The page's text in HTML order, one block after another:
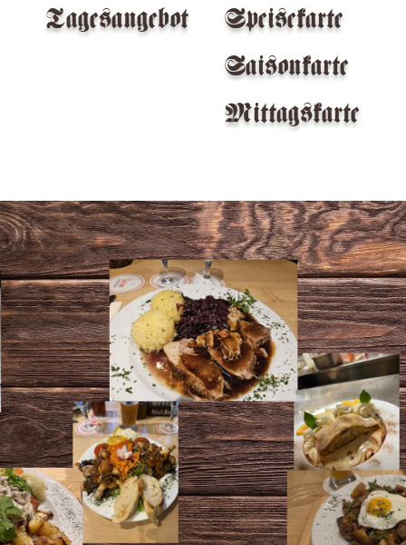
Tagesangebot
Speisekarte
Saisonkarte
Mittagskarte